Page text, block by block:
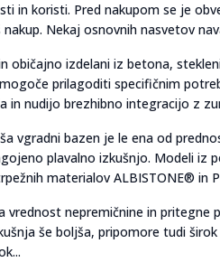
in koristi. Pred nakupom se je
Nekaj osnovnih nasvetov
običajno izdelani iz betona,
prilagoditi specifičnim
in nudijo brezhibno integracijo z
vgradni bazen je le ena od
plavalno izkušnjo. Modeli iz
materialov ALBISTONE® in
vrednost nepremičnine in pritegne
še boljša, pripomore tudi